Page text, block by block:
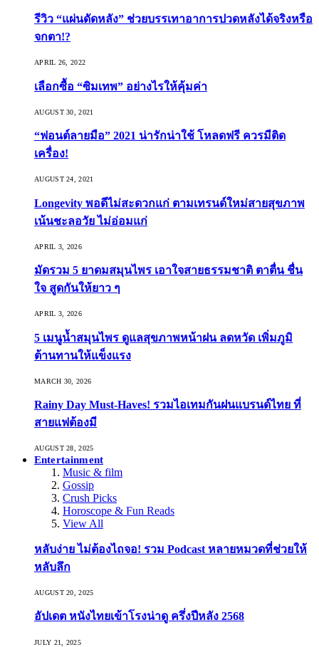
รีวิว “แผ่นดัดหลัง” ช่วยบรรเทาอาการปวดหลังได้จริงหรือ
จกตา!?
APRIL 26, 2022
เลือกซื้อ “ซิมเทพ” อย่างไรให้คุ้มค่า
AUGUST 30, 2021
“ฟอนต์ลายมือ” 2021 น่ารักน่าใช้ โหลดฟรี ควรมีติด
เครื่อง!
AUGUST 24, 2021
Longevity พอดีไม่สะดวกแก่ ตามเทรนด์ใหม่สายสุขภาพ
เน้นชะลอวัย ไม่อ่อมแก่
APRIL 3, 2026
มัดรวม 5 ยาดมสมุนไพร เอาใจสายธรรมชาติ ตาตื่น ชื่น
ใจ สูดกันให้ยาว ๆ
APRIL 3, 2026
5 เมนูน้ำสมุนไพร ดูแลสุขภาพหน้าฝน ลดหวัด เพิ่มภูมิ
ต้านทานให้แข็งแรง
MARCH 30, 2026
Rainy Day Must-Haves! รวมไอเทมกันฝนแบรนด์ไทย ที่
สายแฟต้องมี
AUGUST 28, 2025
Entertainment
Music & film
Gossip
Crush Picks
Horoscope & Fun Reads
View All
หลับง่าย ไม่ต้องไถจอ! รวม Podcast หลายหมวดที่ช่วยให้
หลับลึก
AUGUST 20, 2025
อัปเดต หนังไทยเข้าโรงน่าดู ครึ่งปีหลัง 2568
JULY 21, 2025